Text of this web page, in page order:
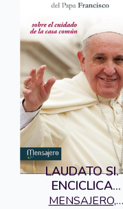
LAUDATO SI.
ENCICLICA
(MENSAJERO)
MENSAJERO,